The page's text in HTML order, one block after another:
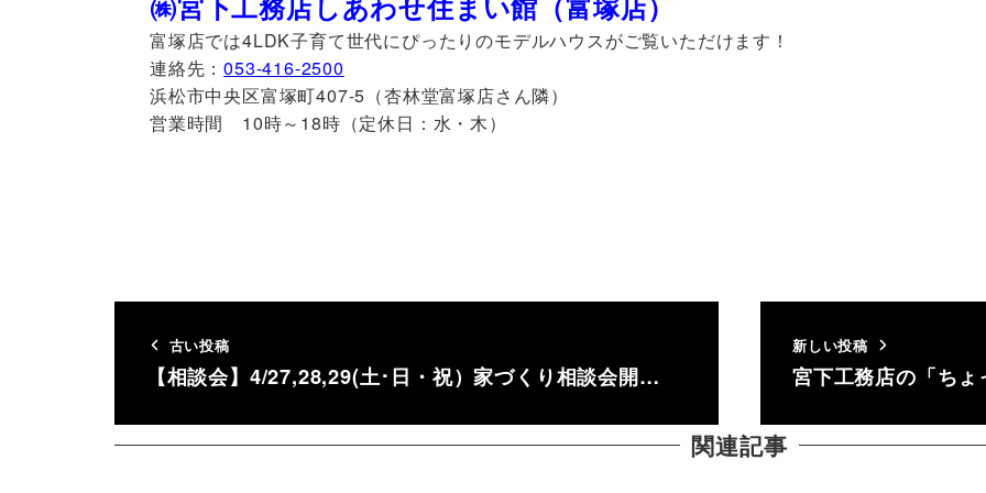
富塚店では4LDK子育て世代にぴったりのモデルハウスがご覧いただけます！
連絡先：053-416-2500
浜松市中央区富塚町407-5（杏林堂富塚店さん隣）
営業時間 10時～18時（定休日：水・木）
古い投稿
【相談会】4/27,28,29(土･日・祝）家づくり相談会開…
新しい投稿
宮下工務店の「ちょ
関連記事